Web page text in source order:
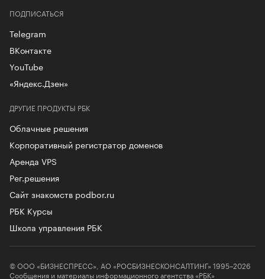
ДРУГИЕ ПРОДУКТЫ РБК
Облачные решения
Корпоративный регистратор доменов
Аренда VPS
Рег.решения
Сайт знакомств podbor.ru
РБК Курсы
Школа управления РБК
ПОДПИСАТЬСЯ
Telegram
ВКонтакте
YouTube
«Яндекс.Дзен»
© ООО «БИЗНЕСПРЕСС», АО «РОСБИЗНЕСКОНСАЛТИНГ» 1995–2026
Сообщения и материалы информационного агентства «РБК»